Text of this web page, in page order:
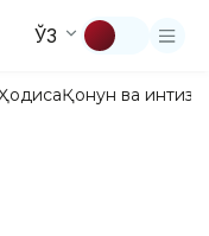
ЎЗ
Қонун ва